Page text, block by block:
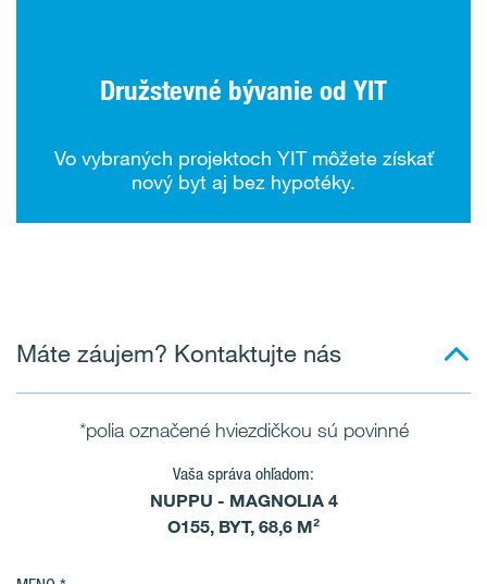
Družstevné bývanie od YIT
Vo vybraných projektoch YIT môžete získať
nový byt aj bez hypotéky.
Máte záujem? Kontaktujte nás
*polia označené hviezdičkou sú povinné
Vaša správa ohľadom:
NUPPU - MAGNOLIA 4
O155, BYT, 68,6 M²